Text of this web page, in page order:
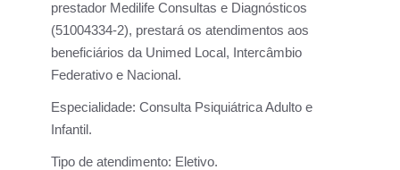
prestador Medilife Consultas e Diagnósticos
(51004334-2), prestará os atendimentos aos
beneficiários da Unimed Local, Intercâmbio
Federativo e Nacional.
Especialidade: Consulta Psiquiátrica Adulto e
Infantil.
Tipo de atendimento: Eletivo.